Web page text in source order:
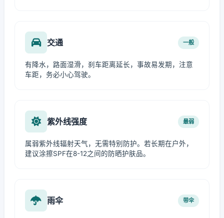
交通 一般
有降水，路面湿滑，刹车距离延长，事故易发期，注意
车距，务必小心驾驶。
紫外线强度 最弱
属弱紫外线辐射天气，无需特别防护。若长期在户外，
建议涂擦SPF在8-12之间的防晒护肤品。
雨伞 带伞